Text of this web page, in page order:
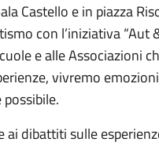
Castello e in piazza
con l’iniziativa
e alle Associazioni
vivremo
ai dibattiti sulle